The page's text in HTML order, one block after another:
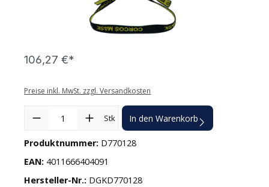
106,27 €*
Preise inkl. MwSt. zzgl. Versandkosten
Produkt Anzahl: Gib den gewünschten Wert ein oder benutze
Stk In den Warenkorb
Produktnummer: D770128
EAN: 4011666404091
Hersteller-Nr.: DGKD770128